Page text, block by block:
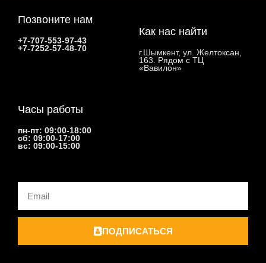
Позвоните нам
+7-707-553-97-43
+7-7252-57-48-70
Как нас найти
г.Шымкент, ул. Желтоксан,
163. Рядом с ТЦ
«Вавилон»
Часы работы
пн-пт: 09:00-18:00
сб: 09:00-17:00
вс: 09:00-15:00
Email
ПОДПИСАТЬСЯ